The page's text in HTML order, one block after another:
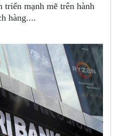
mạnh mẽ trên hành
hàng....